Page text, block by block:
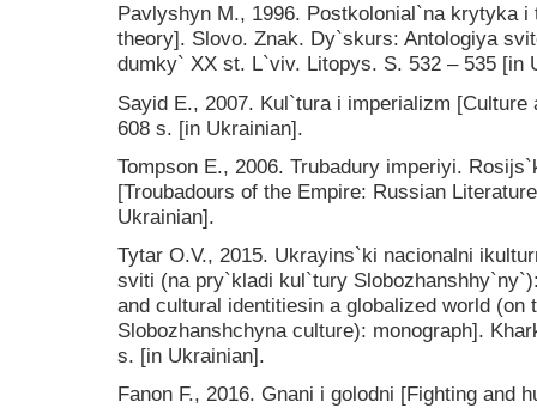
Pavlyshyn M., 1996. Postkolonial`na krytyka
theory]. Slovo. Znak. Dy`skurs: Antologiya
dumky` XX st. L`viv. Litopys. S. 532 – 535 [in
Sayid E., 2007. Kul`tura i imperializm
608 s. [in Ukrainian].
Tompson E., 2006. Trubadury imperiyi.
[Troubadours of the Empire: Russian
Ukrainian].
Tytar O.V., 2015. Ukrayins`ki nacionalni
sviti (na pry`kladi kul`tury
and cultural identitiesin a globalized world (on
Slobozhanshchyna culture): monograph].
s. [in Ukrainian].
Fanon F., 2016. Gnani i golodni [Fighting and